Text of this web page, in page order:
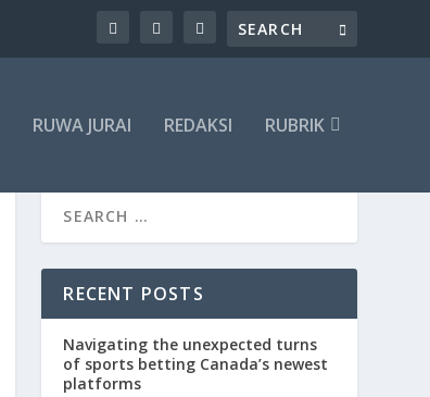
RUWA JURAI REDAKSI RUBRIK
RECENT POSTS
Navigating the unexpected turns
of sports betting Canada’s newest
platforms